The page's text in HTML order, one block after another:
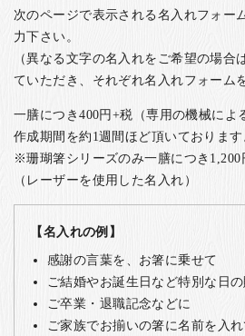
次のページで表示される名入れフォー
力下さい。
（異なる文字の名入れをご希望の場合
ていただき、それぞれ名入れフォーム
一膳につき400円+税（専用の機械によ
作成期間を約1週間ほど頂いております
※珊瑚箸シリーズのみ一膳につき1,200
（レーザーを使用した名入れ）
【名入れの例】
感謝の言葉を、お箸に乗せて
ご結婚やお誕生日など特別な日
ご卒業・退職記念などに
ご家族でお揃いの箸に名前を入れ